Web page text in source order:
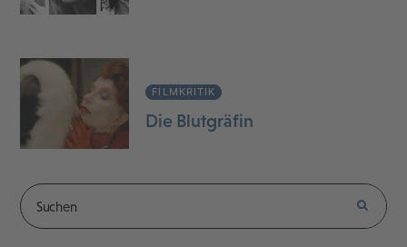
FILMKRITIK
Die Blutgräfin